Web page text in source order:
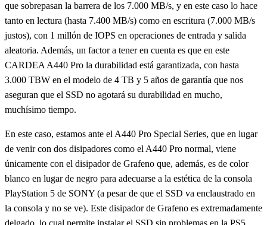
que sobrepasan la barrera de los 7.000 MB/s, y en este caso lo hace
tanto en lectura (hasta 7.400 MB/s) como en escritura (7.000 MB/s
justos), con 1 millón de IOPS en operaciones de entrada y salida
aleatoria. Además, un factor a tener en cuenta es que en este
CARDEA A440 Pro la durabilidad está garantizada, con hasta
3.000 TBW en el modelo de 4 TB y 5 años de garantía que nos
aseguran que el SSD no agotará su durabilidad en mucho,
muchísimo tiempo.
En este caso, estamos ante el A440 Pro Special Series, que en lugar
de venir con dos disipadores como el A440 Pro normal, viene
únicamente con el disipador de Grafeno que, además, es de color
blanco en lugar de negro para adecuarse a la estética de la consola
PlayStation 5 de SONY (a pesar de que el SSD va enclaustrado en
la consola y no se ve). Este disipador de Grafeno es extremadamente
delgado, lo cual permite instalar el SSD sin problemas en la PS5